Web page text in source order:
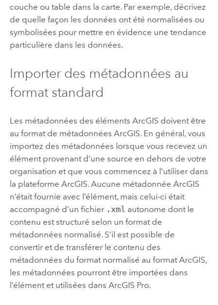
couche ou table dans la carte. Par exemple, décrivez
de quelle façon les données ont été normalisées ou
symbolisées pour mettre en évidence une tendance
particulière dans les données.
Importer des métadonnées au
format standard
Les métadonnées des éléments ArcGIS doivent être
au format de métadonnées ArcGIS. En général, vous
importez des métadonnées lorsque vous recevez un
élément provenant d’une source en dehors de votre
organisation et que vous commencez à l’utiliser dans
la plateforme ArcGIS. Aucune métadonnée ArcGIS
n’était fournie avec l’élément, mais celui-ci était
accompagné d’un fichier .xml autonome dont le
contenu est structuré selon un format de
métadonnées normalisé. S’il est possible de
convertir et de transférer le contenu des
métadonnées du format normalisé au format ArcGIS,
les métadonnées pourront être importées dans
l’élément et utilisées dans ArcGIS Pro.